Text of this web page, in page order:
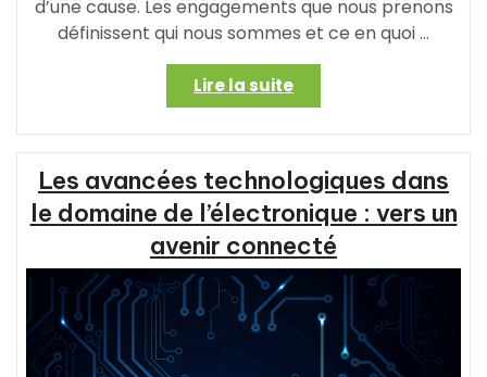
d’une cause. Les engagements que nous prenons
définissent qui nous sommes et ce en quoi …
Lire la suite« Les
Engagements:
Fondations
d’une
Vie
Significative »
Les avancées technologiques dans
le domaine de l’électronique : vers un
avenir connecté